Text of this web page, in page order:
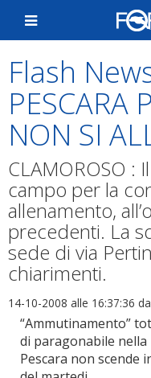
Flash
PESCARA
NON SI
CLAMOROSO :
campo per la
allenamento,
precedenti. La
sede di via
chiarimenti.
14-10-2008 alle 16:37:36
“Ammutinamento”
di paragonabile
Pescara non scende